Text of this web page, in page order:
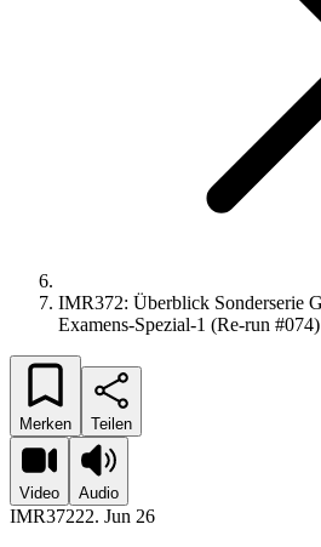
IMR372: Überblick Sonderserie
Examens-Spezial-1 (Re-run #074)
Merken Teilen
Video Audio
IMR37222. Jun 26